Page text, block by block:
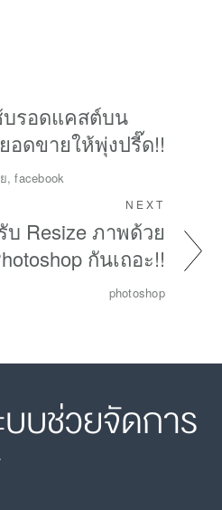
บรอดแคสต์บน
อดขายให้พุ่งปรี๊ด!!
, facebook
NEXT
บ Resize ภาพด้วย
กันเถอะ!!
photoshop
บช่วยจัดการ